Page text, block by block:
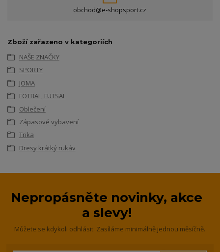
obchod@e-shopsport.cz
Zboží zařazeno v kategoriích
NAŠE ZNAČKY
SPORTY
JOMA
FOTBAL, FUTSAL
Oblečení
Zápasové vybavení
Trika
Dresy krátký rukáv
Nepropásněte novinky, akce
a slevy!
Můžete se kdykoli odhlásit. Zasíláme minimálně jednou měsíčně.